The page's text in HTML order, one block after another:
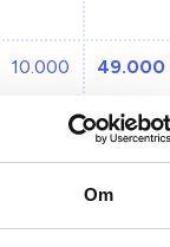
Om
10.000 49.000
gives disse
i